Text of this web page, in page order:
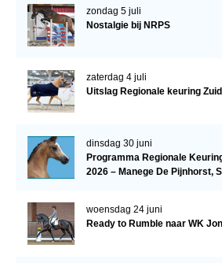
Verrichtingsonderzoek 2020-2021
Verrichtingsonderzoek 2019-2020
Paard te koop
CONTACT
REGIO'S
Regio Noord
Bestuur Regio Noord
zondag 5 juli
Nostalgie bij NRPS
zaterdag 4 juli
Uitslag Regionale keuring Zuid
dinsdag 30 juni
Programma Regionale
2026 – Manege De Pijnhorst,
woensdag 24 juni
Ready to Rumble naar WK